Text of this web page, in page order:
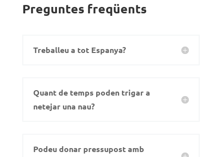
Preguntes freqüents
Treballeu a tot Espanya?
Quant de temps poden trigar a
netejar una nau?
Podeu donar pressupost amb